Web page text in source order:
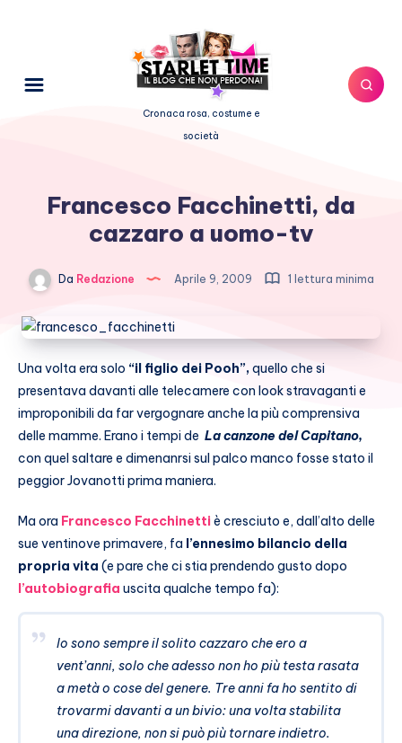
Cronaca rosa, costume e
società
Francesco Facchinetti, da
cazzaro a uomo-tv
Da Redazione Aprile 9, 2009 1 lettura minima
Una volta era solo “il figlio dei Pooh”,quello che si
presentava davanti alle telecamere con look stravaganti e
improponibili da far vergognare anche la più comprensiva
delle mamme. Erano i tempi de La canzone del Capitano,
con quel saltare e dimenanrsi sul palco manco fosse stato il
peggior Jovanotti prima maniera.
Ma ora Francesco Facchinettiè cresciuto e, dall’alto delle
sue ventinove primavere, fa l’ennesimo bilancio della
propria vita (e pare che ci stia prendendo gusto dopo
l’autobiografia uscita qualche tempo fa):
Io sono sempre il solito cazzaro che ero a
vent’anni, solo che adesso non ho più testa rasata
a metà o cose del genere. Tre anni fa ho sentito di
trovarmi davanti a un bivio: una volta stabilita
una direzione, non si può più tornare indietro.